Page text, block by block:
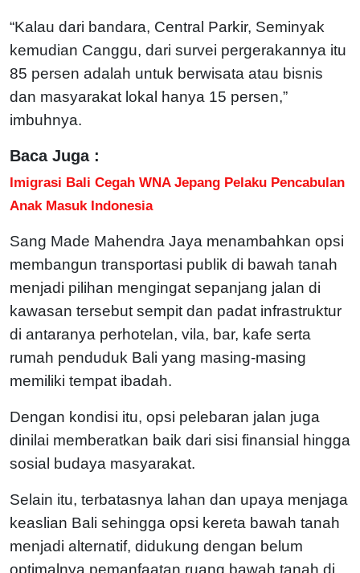
“Kalau dari bandara, Central Parkir, Seminyak
kemudian Canggu, dari survei pergerakannya itu
85 persen adalah untuk berwisata atau bisnis
dan masyarakat lokal hanya 15 persen,”
imbuhnya.
Baca Juga :
Imigrasi Bali Cegah WNA Jepang Pelaku Pencabulan
Anak Masuk Indonesia
Sang Made Mahendra Jaya menambahkan opsi
membangun transportasi publik di bawah tanah
menjadi pilihan mengingat sepanjang jalan di
kawasan tersebut sempit dan padat infrastruktur
di antaranya perhotelan, vila, bar, kafe serta
rumah penduduk Bali yang masing-masing
memiliki tempat ibadah.
Dengan kondisi itu, opsi pelebaran jalan juga
dinilai memberatkan baik dari sisi finansial hingga
sosial budaya masyarakat.
Selain itu, terbatasnya lahan dan upaya menjaga
keaslian Bali sehingga opsi kereta bawah tanah
menjadi alternatif, didukung dengan belum
optimalnya pemanfaatan ruang bawah tanah di